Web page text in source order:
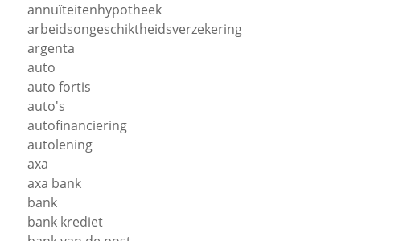
annuïteitenhypotheek
arbeidsongeschiktheidsverzekering
argenta
auto
auto fortis
auto's
autofinanciering
autolening
axa
axa bank
bank
bank krediet